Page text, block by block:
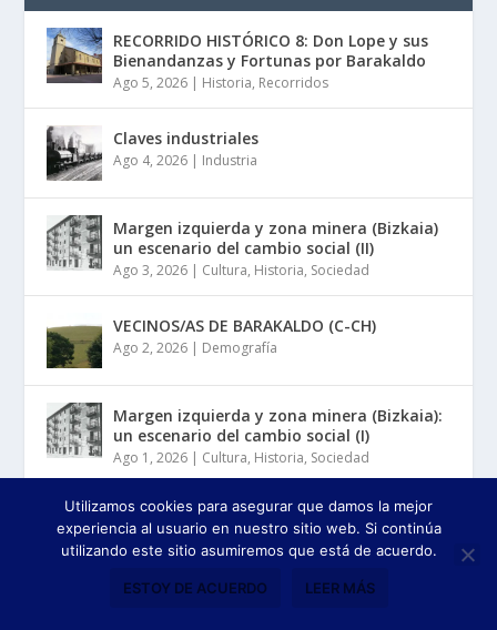
RECORRIDO HISTÓRICO 8: Don Lope y sus
Bienandanzas y Fortunas por Barakaldo
Ago 5, 2026 | Historia, Recorridos
Claves industriales
Ago 4, 2026 | Industria
Margen izquierda y zona minera (Bizkaia)
un escenario del cambio social (II)
Ago 3, 2026 | Cultura, Historia, Sociedad
VECINOS/AS DE BARAKALDO (C-CH)
Ago 2, 2026 | Demografía
Margen izquierda y zona minera (Bizkaia):
un escenario del cambio social (I)
Ago 1, 2026 | Cultura, Historia, Sociedad
COMENTARIOS RECIENTES
Iñaki Fernández arriaga 27/07/2026
Utilizamos cookies para asegurar que damos la mejor
experiencia al usuario en nuestro sitio web. Si continúa
utilizando este sitio asumiremos que está de acuerdo.
ESTOY DE ACUERDO LEER MÁS